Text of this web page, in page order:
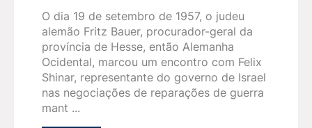
O dia 19 de setembro de 1957, o judeu
alemão Fritz Bauer, procurador-geral da
província de Hesse, então Alemanha
Ocidental, marcou um encontro com Felix
Shinar, representante do governo de Israel
nas negociações de reparações de guerra
mant ...